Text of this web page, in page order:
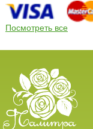
Посмотреть все